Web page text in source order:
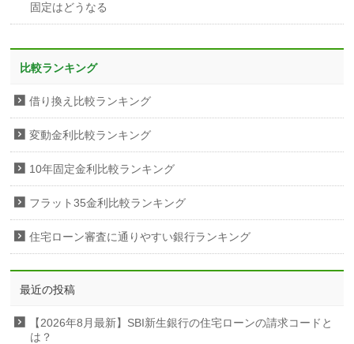
固定はどうなる
比較ランキング
借り換え比較ランキング
変動金利比較ランキング
10年固定金利比較ランキング
フラット35金利比較ランキング
住宅ローン審査に通りやすい銀行ランキング
最近の投稿
【2026年8月最新】SBI新生銀行の住宅ローンの請求コードと
は？